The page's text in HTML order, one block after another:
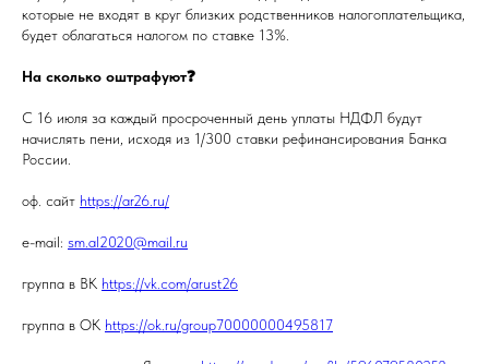
которые не входят в круг близких родственников налогоплательщика,
будет облагаться налогом по ставке 13%.
На сколько оштрафуют❓
С 16 июля за каждый просроченный день уплаты НДФЛ будут
начислять пени, исходя из 1/300 ставки рефинансирования Банка
России.
оф. сайт https://ar26.ru/
e-mail: sm.al2020@mail.ru
группа в ВК https://vk.com/arust26
группа в ОК https://ok.ru/group70000000495817